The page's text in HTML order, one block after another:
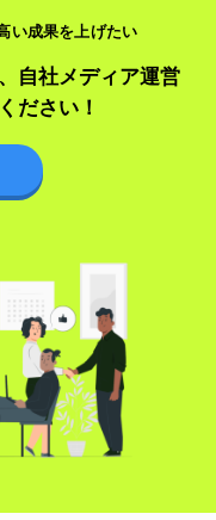
い成果を上げたい
自社メディア運営
ださい！